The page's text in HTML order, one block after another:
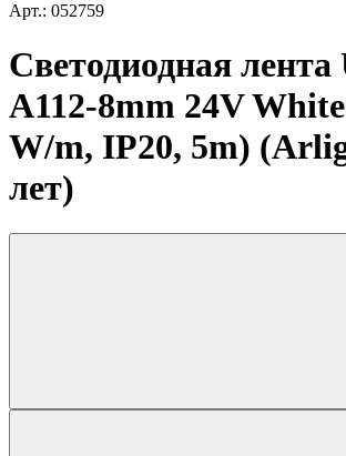
Арт.: 052759
Светодиодная лента
A112-8mm 24V
W/m, IP20, 5m)
лет)